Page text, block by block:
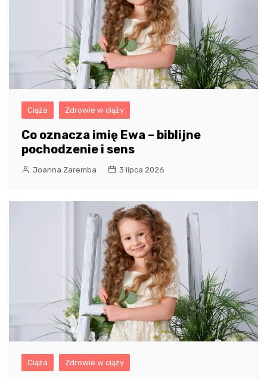
Ciąża Zdrowie w ciąży
Co oznacza imię Ewa – biblijne
pochodzenie i sens
Joanna Zaremba 3 lipca 2026
Ciąża Zdrowie w ciąży